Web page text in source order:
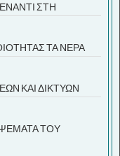
ΣΤΗ
ΤΑ ΝΕΡΑ
ΚΑΙ ΔΙΚΤΥΩΝ
ΤΟΥ